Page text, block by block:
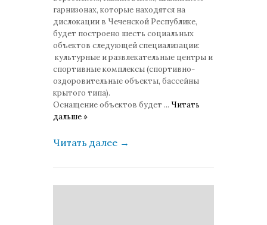
гарнизонах, которые находятся на
дислокации в Чеченской Республике,
будет построено шесть социальных
объектов следующей специализации:
культурные и развлекательные центры и
спортивные комплексы (спортивно-
оздоровительные объекты, бассейны
крытого типа).
Оснащение объектов будет ... Читать
дальше »
Читать далее →